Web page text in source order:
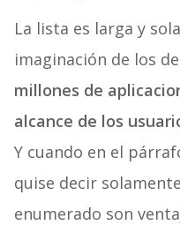
La lista es larga y
imaginación de los
millones de
alcance de los
Y cuando en el
quise decir
enumerado son